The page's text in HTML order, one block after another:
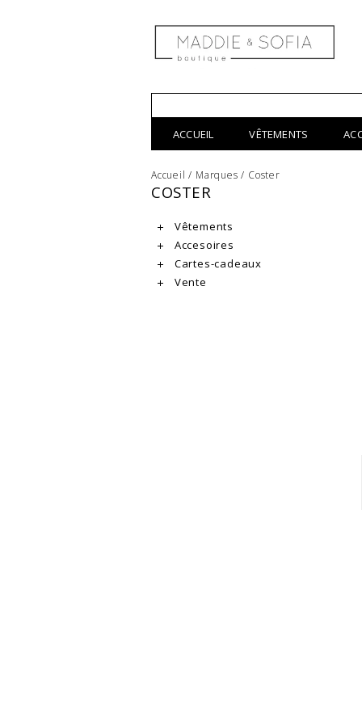
ACCUEIL VÊTEMENTS
Accueil / Marques / Coster
COSTER
Vêtements
Accesoires
Cartes-cadeaux
Vente